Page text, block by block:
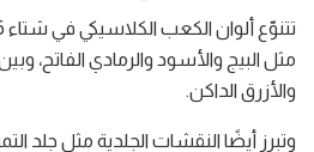
مثل البيج والأسود والرمادي الفاتح،
والأزرق الداكن.
وتبرز أيضًا النقشات الجلدية مثل جلد